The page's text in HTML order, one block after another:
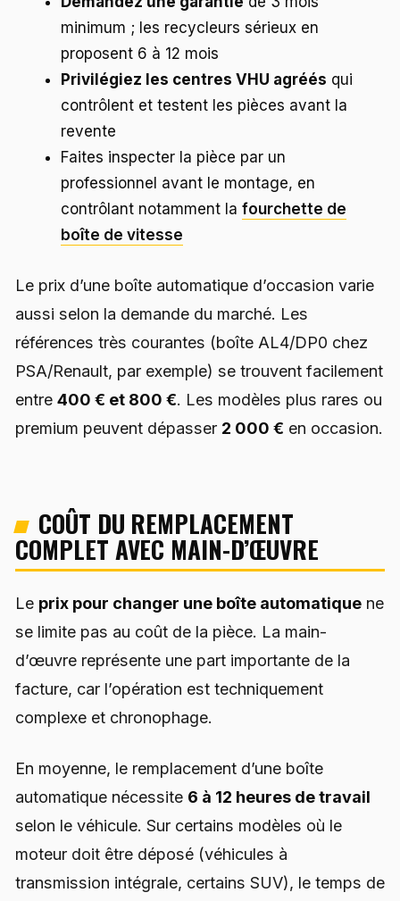
minimum ; les recycleurs sérieux en
proposent 6 à 12 mois
Privilégiez les centres VHU agréés qui
contrôlent et testent les pièces avant la
revente
Faites inspecter la pièce par un
professionnel avant le montage, en
contrôlant notamment la fourchette de
boîte de vitesse
Le prix d’une boîte automatique d’occasion varie
aussi selon la demande du marché. Les
références très courantes (boîte AL4/DP0 chez
PSA/Renault, par exemple) se trouvent facilement
entre 400 € et 800 €. Les modèles plus rares ou
premium peuvent dépasser 2 000 € en occasion.
COÛT DU REMPLACEMENT
COMPLET AVEC MAIN-D’ŒUVRE
Le prix pour changer une boîte automatique ne
se limite pas au coût de la pièce. La main-
d’œuvre représente une part importante de la
facture, car l’opération est techniquement
complexe et chronophage.
En moyenne, le remplacement d’une boîte
automatique nécessite 6 à 12 heures de travail
selon le véhicule. Sur certains modèles où le
moteur doit être déposé (véhicules à
transmission intégrale, certains SUV), le temps de